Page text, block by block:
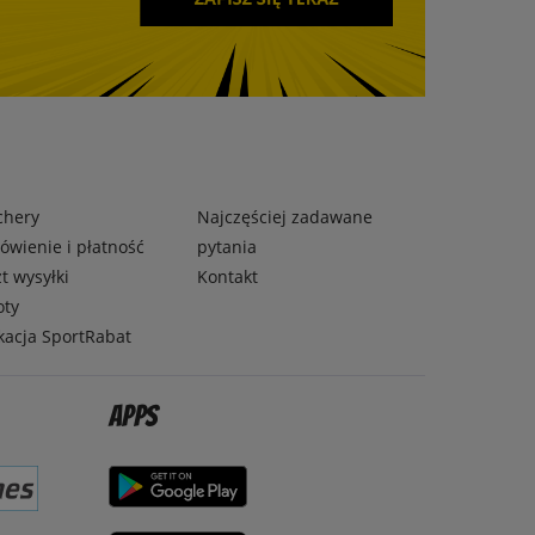
i płatność
wysyłki
SportRabat
Najczęściej zadawane
pytania
Kontakt
Apps